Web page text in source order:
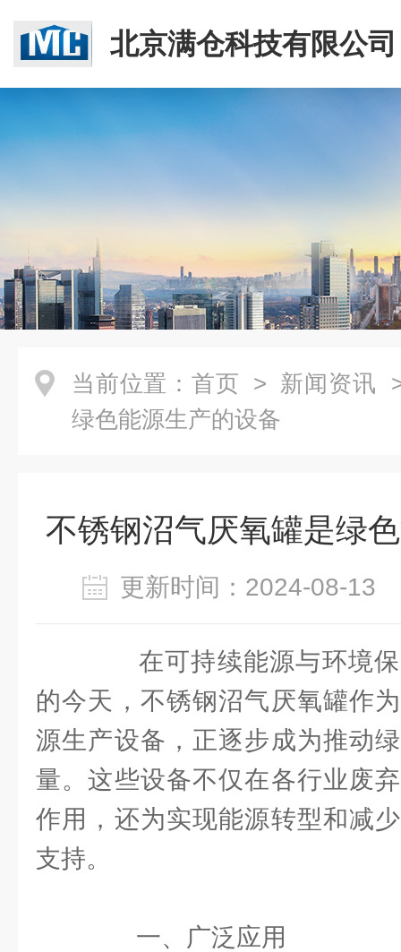
北京满仓科技有限公司
当前位置： 首页 > 新闻资讯
绿色能源生产的设备
不锈钢沼气厌氧罐是绿
更新时间：2024-08-
在可持续能源与环境保
的今天，不锈钢沼气厌氧罐作
源生产设备，正逐步成为推动
量。这些设备不仅在各行业废
作用，还为实现能源转型和减
支持。
一、广泛应用